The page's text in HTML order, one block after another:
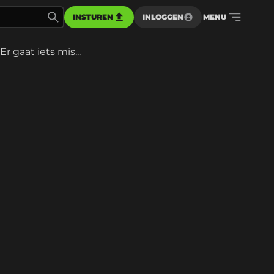
INSTUREN INLOGGEN MENU
Er gaat iets mis...